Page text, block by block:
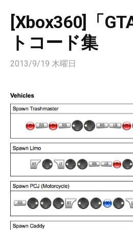
[Xbox360]「
トコード集
2013/9/19 木曜日